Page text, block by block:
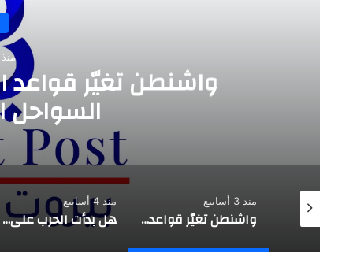
منذ 3 أسابيع
واشنطن تغيّر قواعد
السواحل
منذ 3 أسابيع
واشنطن تغيّر قواعد اللعبة …. لماذا استهداف السواحل الإيرانية الآن؟
منذ 4 أسابيع
هل بدأت الحرب على وليد جنبلاط؟